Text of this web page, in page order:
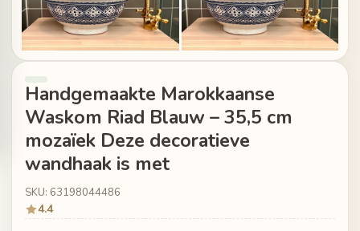
Handgemaakte Marokkaanse
Waskom Riad Blauw – 35,5 cm
mozaïek Deze decoratieve
wandhaak is met
SKU: 63198044486
4.4